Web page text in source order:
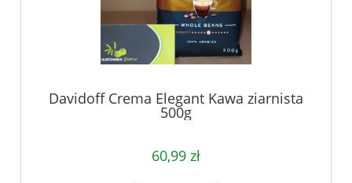
Davidoff Crema Elegant Kawa ziarnista
500g
60,99 zł